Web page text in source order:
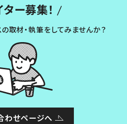
ー募集！
取材・執筆をしてみませんか？
わせページへ